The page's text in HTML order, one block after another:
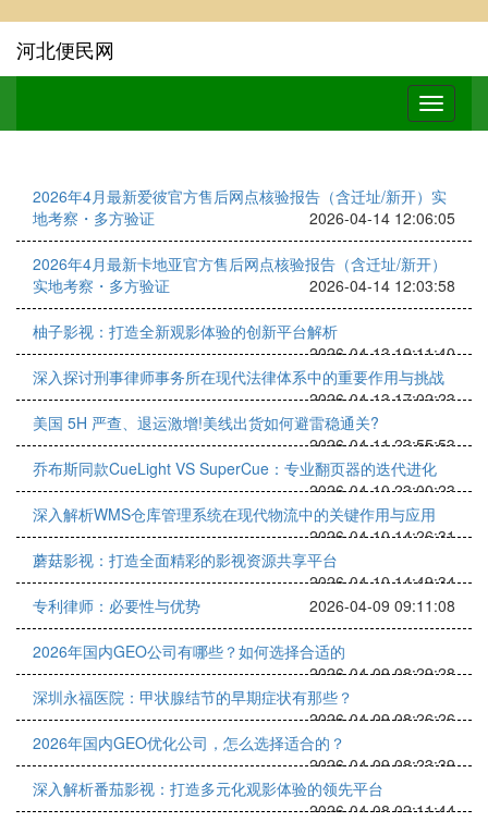
河北便民网
2026年4月最新爱彼官方售后网点核验报告（含迁址/新开）实
地考察・多方验证
2026-04-14 12:06:05
2026年4月最新卡地亚官方售后网点核验报告（含迁址/新开）
实地考察・多方验证
2026-04-14 12:03:58
柚子影视：打造全新观影体验的创新平台解析
2026-04-13 19:11:40
深入探讨刑事律师事务所在现代法律体系中的重要作用与挑战
2026-04-13 17:02:23
美国 5H 严查、退运激增!美线出货如何避雷稳通关?
2026-04-11 23:55:53
乔布斯同款CueLight VS SuperCue：专业翻页器的迭代进化
2026-04-10 23:00:23
深入解析WMS仓库管理系统在现代物流中的关键作用与应用
2026-04-10 14:26:31
蘑菇影视：打造全面精彩的影视资源共享平台
2026-04-10 14:49:34
专利律师：必要性与优势
2026-04-09 09:11:08
2026年国内GEO公司有哪些？如何选择合适的
2026-04-09 08:29:28
深圳永福医院：甲状腺结节的早期症状有那些？
2026-04-09 08:26:26
2026年国内GEO优化公司，怎么选择适合的？
2026-04-09 08:23:39
深入解析番茄影视：打造多元化观影体验的领先平台
2026-04-08 02:11:44